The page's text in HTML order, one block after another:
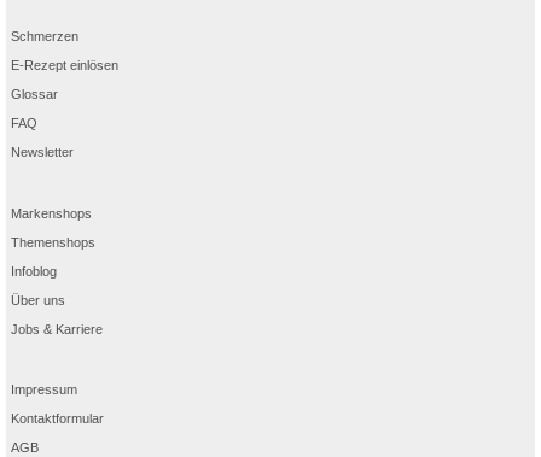
Schmerzen
E-Rezept einlösen
Glossar
FAQ
Newsletter
Markenshops
Themenshops
Infoblog
Über uns
Jobs & Karriere
Impressum
Kontaktformular
AGB